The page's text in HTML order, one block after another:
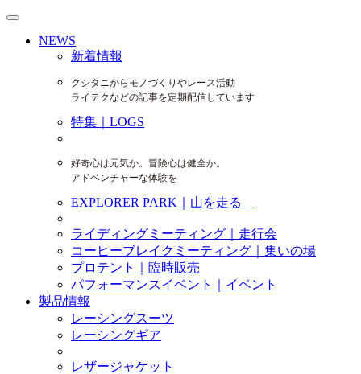
NEWS
新着情報
クシタニからモノづくりやレース活動
ライテクなどの記事を定期配信しています
特集｜LOGS
好奇心は元気か。冒険心は健全か。
アドベンチャーな体験を
EXPLORER PARK｜山を走る
ライディングミーティング｜走行会
コーヒーブレイクミーティング｜集いの場
プロテント｜臨時販売
パフォーマンスイベント｜イベント
製品情報
レーシングスーツ
レーシングギア
レザージャケット